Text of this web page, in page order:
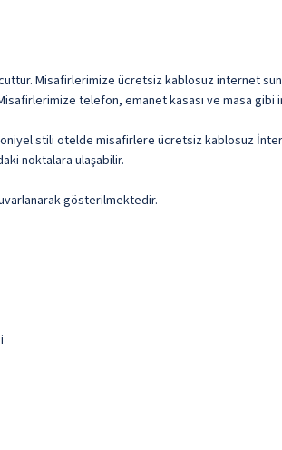
Misafirlerimize ücretsiz kablosuz internet
telefon, emanet kasası ve masa gibi
stili otelde misafirlere ücretsiz kablosuz
noktalara ulaşabilir.
gösterilmektedir.